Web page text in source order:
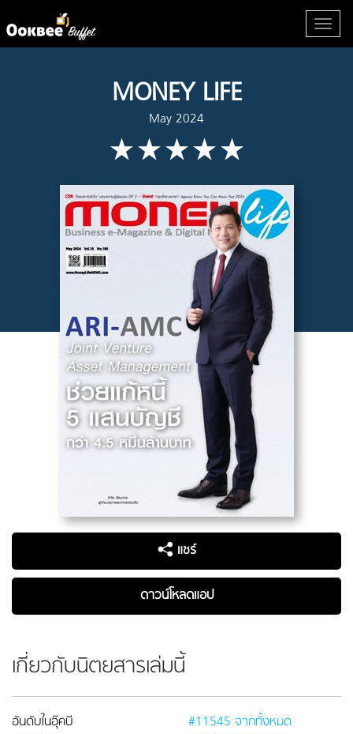
MONEY LIFE
May 2024
แชร์
ดาวน์โหลดแอป
เกี่ยวกับนิตยสารเล่มนี้
อันดับในอุ๊คบี
#11545 จากทั้งหมด